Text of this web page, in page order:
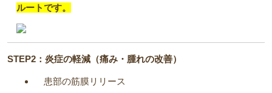
ルートです。
STEP2：炎症の軽減（痛み・腫れの改善）
患部の筋膜リリース